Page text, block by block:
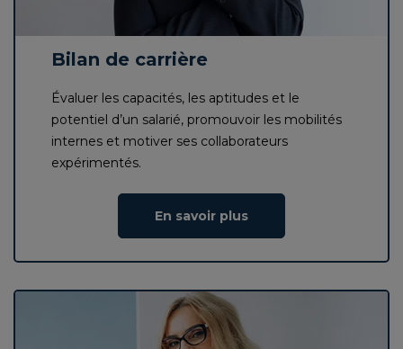
Bilan de carrière
Évaluer les capacités, les aptitudes et le
potentiel d’un salarié, promouvoir les mobilités
internes et motiver ses collaborateurs
expérimentés.
En savoir plus